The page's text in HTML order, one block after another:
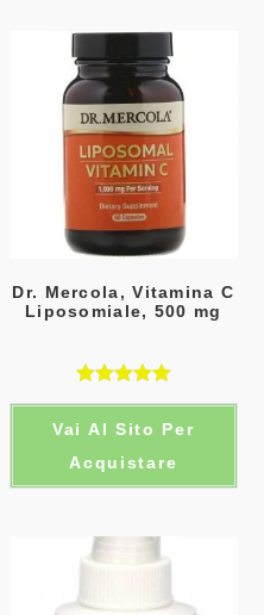
Dr. Mercola, Vitamina C
Liposomiale, 500 mg
5.00su 5
Vai Al Sito Per
Acquistare